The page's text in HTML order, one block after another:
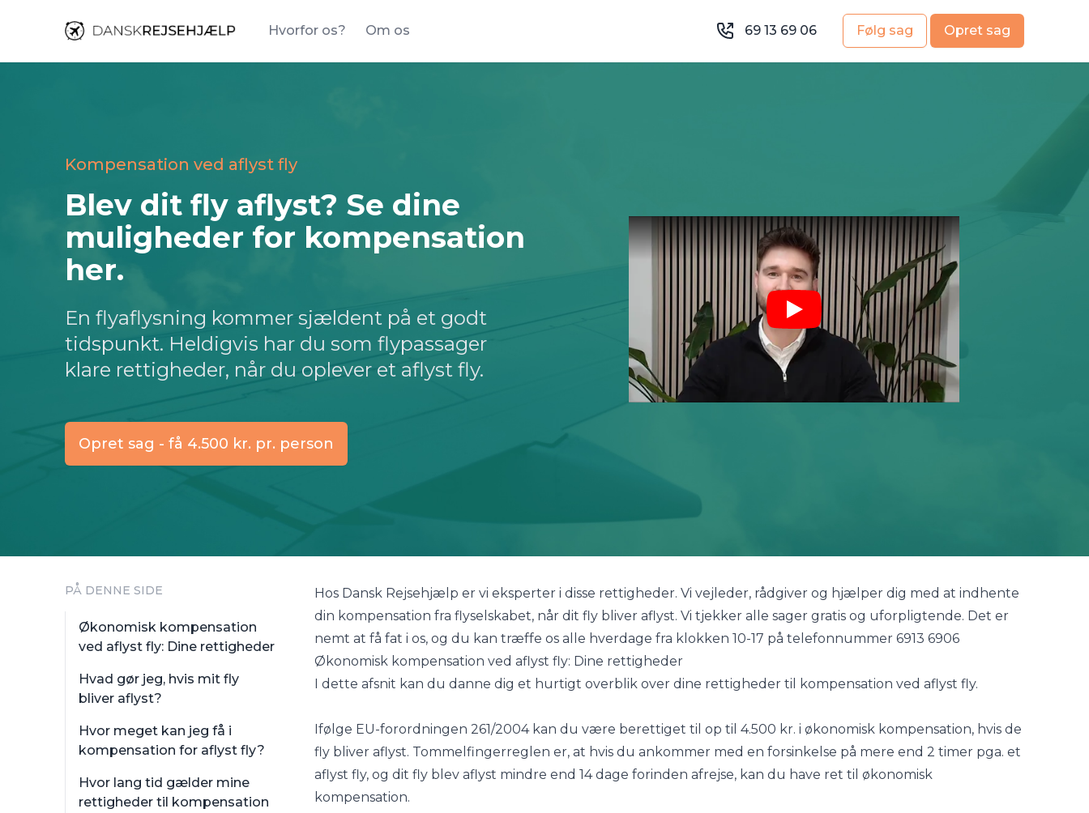
Dansk Rejsehjælp Hvorfor os? Om os 69 13 69 06 Følg sag Opret sag
Kompensation ved aflyst fly
Blev dit fly aflyst? Se dine
muligheder for kompensation
her.
En flyaflysning kommer sjældent på et godt
tidspunkt. Heldigvis har du som flypassager
klare rettigheder, når du oplever et aflyst fly.
Opret sag - få 4.500 kr. pr. person
PÅ DENNE SIDE
Økonomisk kompensation
ved aflyst fly: Dine rettigheder
Hvad gør jeg, hvis mit fly
bliver aflyst?
Hvor meget kan jeg få i
kompensation for aflyst fly?
Hvor lang tid gælder mine
rettigheder til kompensation
Hos Dansk Rejsehjælp er vi eksperter i disse rettigheder. Vi vejleder, rådgiver og hjælper dig med at indhente
din kompensation fra flyselskabet, når dit fly bliver aflyst. Vi tjekker alle sager gratis og uforpligtende. Det er
nemt at få fat i os, og du kan træffe os alle hverdage fra klokken 10-17 på telefonnummer 6913 6906
Økonomisk kompensation ved aflyst fly: Dine rettigheder
I dette afsnit kan du danne dig et hurtigt overblik over dine rettigheder til kompensation ved aflyst fly.
Ifølge EU-forordningen 261/2004kan du være berettiget til op til 4.500 kr. i økonomisk kompensation, hvis de
fly bliver aflyst. Tommelfingerreglen er, at hvis du ankommer med en forsinkelse på mere end 2 timer pga. et
aflyst fly, og dit fly blev aflyst mindre end 14 dage forinden afrejse, kan du have ret til økonomisk
kompensation.